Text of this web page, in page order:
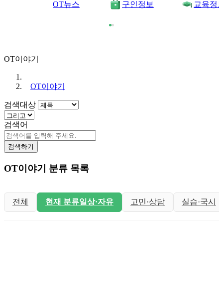
OT뉴스 구인정보 교육정
OT이야기
OT이야기
검색대상
검색어
검색하기
OT이야기 분류 목록
전체 현재 분류일상·자유 고민·상담 실습·국시